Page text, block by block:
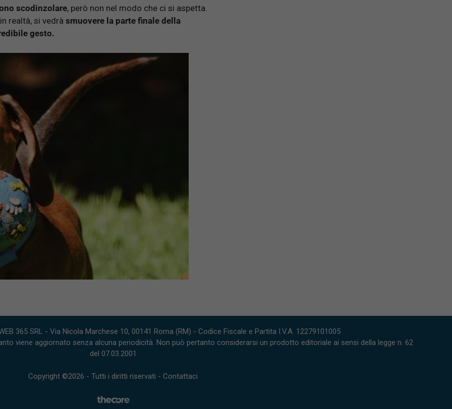
scodinzolare, però non nel modo che ci si aspetta.
realtà, si vedrà smuovere la parte finale della
gesto.
365 SRL - Via Nicola Marchese 10, 00141 Roma (RM) - Codice Fiscale e Partita I.V.A. 12279101005
viene aggiornato senza alcuna periodicità. Non può pertanto considerarsi un prodotto editoriale ai sensi della legge n. 62
del 07.03.2001
Copyright ©2026 - Tutti i diritti riservati - Contattaci